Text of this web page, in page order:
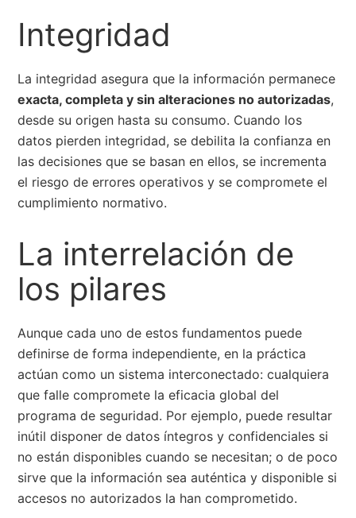
Integridad
La integridad asegura que la información permanece
exacta, completa y sin alteraciones no autorizadas,
desde su origen hasta su consumo. Cuando los
datos pierden integridad, se debilita la confianza en
las decisiones que se basan en ellos, se incrementa
el riesgo de errores operativos y se compromete el
cumplimiento normativo.
La interrelación de
los pilares
Aunque cada uno de estos fundamentos puede
definirse de forma independiente, en la práctica
actúan como un sistema interconectado: cualquiera
que falle compromete la eficacia global del
programa de seguridad. Por ejemplo, puede resultar
inútil disponer de datos íntegros y confidenciales si
no están disponibles cuando se necesitan; o de poco
sirve que la información sea auténtica y disponible si
accesos no autorizados la han comprometido.